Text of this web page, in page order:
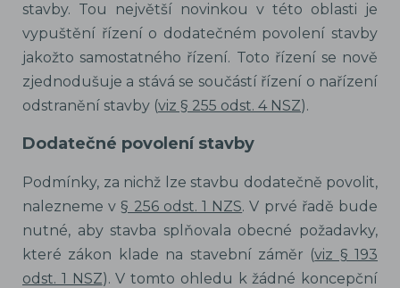
stavby. Tou největší novinkou v této oblasti je
vypuštění řízení o dodatečném povolení stavby
jakožto samostatného řízení. Toto řízení se nově
zjednodušuje a stává se součástí řízení o nařízení
odstranění stavby (viz § 255 odst. 4 NSZ).
Dodatečné povolení stavby
Podmínky, za nichž lze stavbu dodatečně povolit,
nalezneme v § 256 odst. 1 NZS. V prvé řadě bude
nutné, aby stavba splňovala obecné požadavky,
které zákon klade na stavební záměr (viz § 193
odst. 1 NSZ). V tomto ohledu k žádné koncepční